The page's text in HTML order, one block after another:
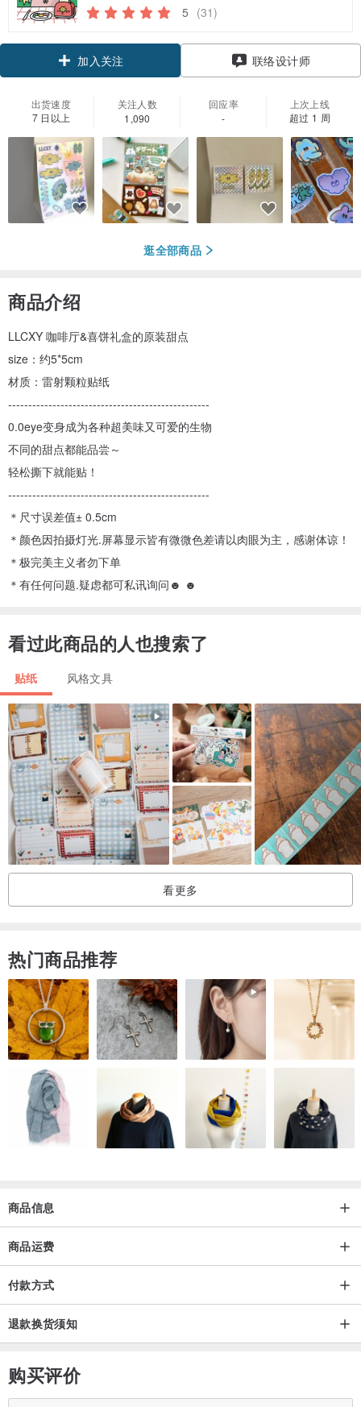
5 (31)
加入关注 联络设计师
出货速度
7 日以上
关注人数
1,090
回应率
-
上次上线
超过 1 周
逛全部商品
商品介绍
LLCXY 咖啡厅&喜饼礼盒的原装甜点
size：约5*5cm
材质：雷射颗粒贴纸
--------------------------------------------------
0.0eye变身成为各种超美味又可爱的生物
不同的甜点都能品尝～
轻松撕下就能贴！
--------------------------------------------------
＊尺寸误差值± 0.5cm
＊颜色因拍摄灯光.屏幕显示皆有微微色差请以肉眼为主，感谢体谅！
＊极完美主义者勿下单
＊有任何问题.疑虑都可私讯询问☻ ☻
看过此商品的人也搜索了
贴纸 风格文具
看更多
热门商品推荐
商品信息
商品运费
付款方式
退款换货须知
购买评价